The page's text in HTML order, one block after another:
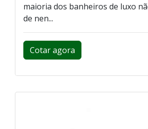
maioria dos banheiros de luxo
de nen...
Cotar agora